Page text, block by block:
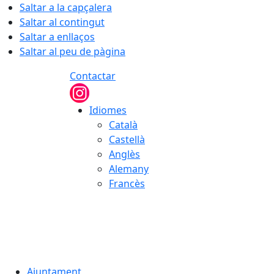
Saltar a la capçalera
Saltar al contingut
Saltar a enllaços
Saltar al peu de pàgina
Contactar
Idiomes
Català
Castellà
Anglès
Alemany
Francès